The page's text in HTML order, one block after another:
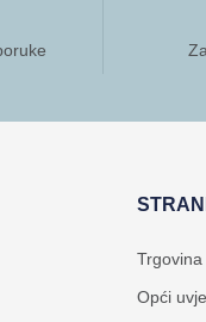
Trgovina
Opći